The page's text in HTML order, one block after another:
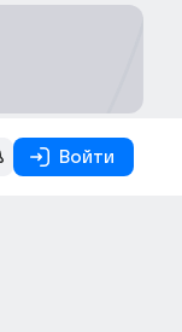
Войти